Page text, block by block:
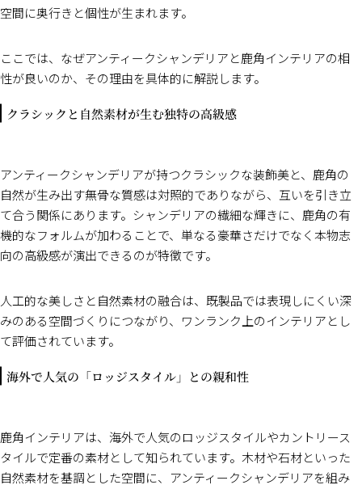
空間に奥行きと個性が生まれます。
ここでは、なぜアンティークシャンデリアと鹿角インテリアの相
性が良いのか、その理由を具体的に解説します。
クラシックと自然素材が生む独特の高級感
アンティークシャンデリアが持つクラシックな装飾美と、鹿角の
自然が生み出す無骨な質感は対照的でありながら、互いを引き立
て合う関係にあります。シャンデリアの繊細な輝きに、鹿角の有
機的なフォルムが加わることで、単なる豪華さだけでなく本物志
向の高級感が演出できるのが特徴です。
人工的な美しさと自然素材の融合は、既製品では表現しにくい深
みのある空間づくりにつながり、ワンランク上のインテリアとし
て評価されています。
海外で人気の「ロッジスタイル」との親和性
鹿角インテリアは、海外で人気のロッジスタイルやカントリース
タイルで定番の素材として知られています。木材や石材といった
自然素材を基調とした空間に、アンティークシャンデリアを組み